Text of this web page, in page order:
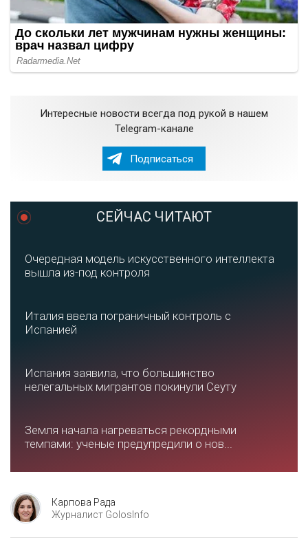
Интересные новости всегда под рукой в нашем
Telegram-канале
Подписаться
СЕЙЧАС ЧИТАЮТ
Очередная модель искусственного интеллекта
вышла из-под контроля
Италия ввела пограничный контроль с
Испанией
Испания заявила, что большинство
нелегальных мигрантов покинули Сеуту
Земля начала нагреваться рекордными
темпами: ученые предупредили о нов...
Карпова Рада
Журналист GolosInfo